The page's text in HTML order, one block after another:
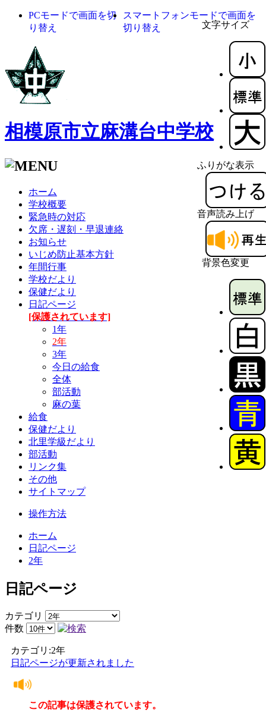
文字サイズ
ふりがな表示
音声読み上げ
背景色変更
PCモードで画面を切
り替え
スマートフォンモードで画面を
切り替え
相模原市立麻溝台中学校
ホーム
学校概要
緊急時の対応
欠席・遅刻・早退連絡
お知らせ
いじめ防止基本方針
年間行事
学校だより
保健だより
日記ページ
[保護されています]
1年
2年
3年
今日の給食
全体
部活動
麻の葉
給食
保健だより
北里学級だより
部活動
リンク集
その他
サイトマップ
操作方法
ホーム
日記ページ
2年
日記ページ
カテゴリ
件数
カテゴリ:2年
日記ページが更新されました
この記事は保護されています。